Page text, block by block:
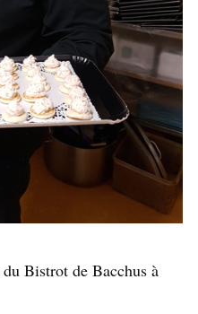
du Bistrot de Bacchus à